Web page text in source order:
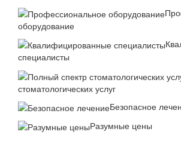
оборудование
специалисты
стоматологических услуг
Безопасное
Разумные цены